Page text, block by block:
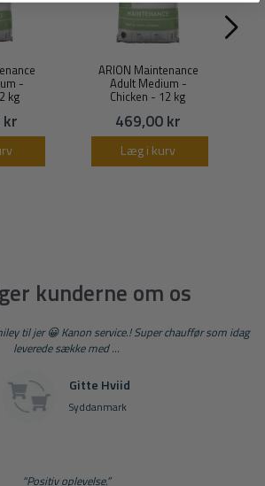
-
kg
ARION Maintenance
Adult Medium -
Chicken - 12 kg
469,00 kr
Læg i kurv
kunderne om os
til jer 😀 Kanon service.! Super chauffør som idag
leverede sække med ...
Gitte Hviid
Syddanmark
"Positiv oplevelse.”